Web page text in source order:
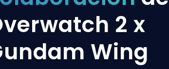
2 x
Wing